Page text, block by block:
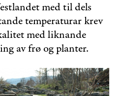
med til dels
temperaturar krev
med liknande
av frø og planter.